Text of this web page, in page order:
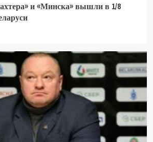
и «Минска» вышли в 1/8